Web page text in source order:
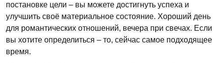
постановке цели – вы можете достигнуть успеха и
улучшить своё материальное состояние. Хороший день
для романтических отношений, вечера при свечах. Если
вы хотите определиться – то, сейчас самое подходящее
время.